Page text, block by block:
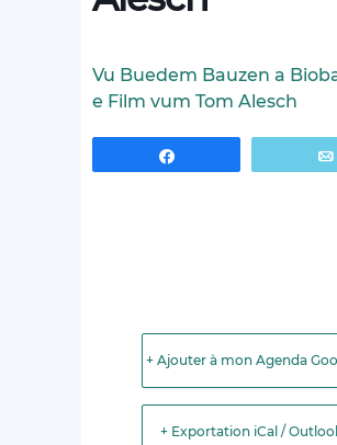
Vu Buedem Bauzen a
e Film vum Tom Alesch
+ Ajouter à mon Agenda
+ Exportation iCal /